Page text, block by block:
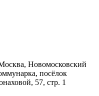
Новомосковский
посёлок
57, стр. 1